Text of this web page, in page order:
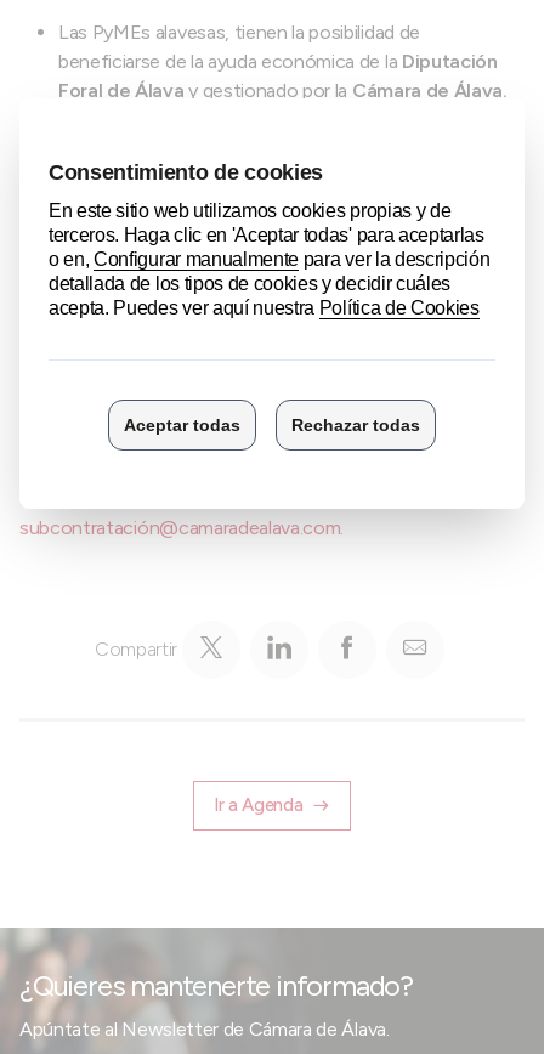
Las PyMEs alavesas, tienen la posibilidad de
beneficiarse de la ayuda económica de la Diputación
Foral de Álava y gestionado por la Cámara de Álava.
Visita AIRBUS
La inscripción incluye la participación en la visita a las
cadenas de montaje de AIRBUS, prevista para el 12 de
octubre de 2026, víspera de la apertura de la feria. La
participación de la primera persona es gratuita y, a partir de la
segunda, el coste es de 30 €/persona.
El plazo ordinario de inscripción finalizael 26 de junio de
, sujetas a disponibilidad de espacio.
subcontratación@camaradealava.com.
Compartir
Ir a Agenda
¿Quieres mantenerte informado?
Apúntate al Newsletter de Cámara de Álava.